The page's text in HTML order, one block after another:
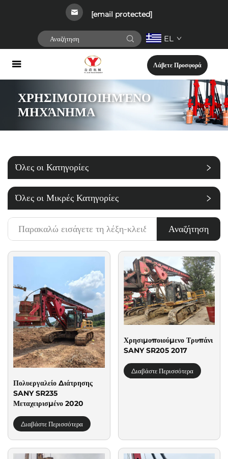
[email protected]
EL
Λάβετε Προσφορά
ΧΡΗΣΙΜΟΠΟΙΗΜΈΝΟ
ΜΗΧΆΝΗΜΑ
Όλες οι Κατηγορίες
Όλες οι Μικρές Κατηγορίες
Αναζήτηση
Πολυεργαλείο Διάτρησης
SANY SR235
Μεταχειρισμένο 2020
Διαβάστε Περισσότερα
Χρησιμοποιούμενο Τρυπάνι
SANY SR205 2017
Διαβάστε Περισσότερα